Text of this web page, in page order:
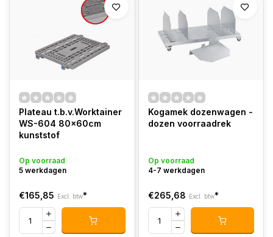
Plateau t.b.v.Worktainer
WS-604 80x60cm
kunststof
Op voorraad
5 werkdagen
€165,85 Excl. btw*
Kogamek dozenwagen -
dozen voorraadrek
Op voorraad
4-7 werkdagen
€265,68 Excl. btw*